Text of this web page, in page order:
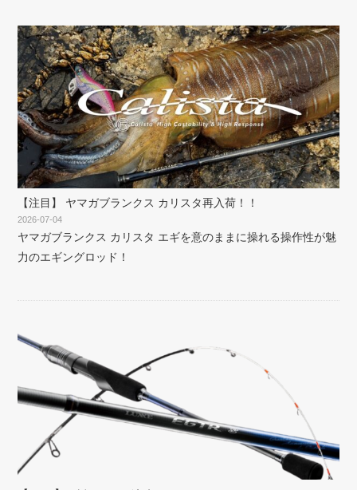
【注目】 ヤマガブランクス カリスタ再入荷！！
2026-07-04
ヤマガブランクス カリスタ エギを意のままに操れる操作性が魅
力のエギングロッド！